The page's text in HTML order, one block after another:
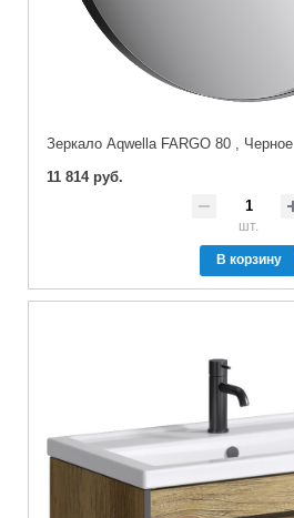
Зеркало Aqwella FARGO 80 , Черное
11 814 руб.
шт.
В корзину